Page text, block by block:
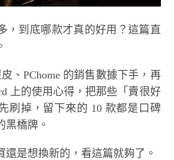
，到底哪款才真的好用？這篇直
、PChome 的銷售數據下手，再
上的使用心得，把那些「賣很好
刷掉，留下來的 10 款都是口碑
黑橋牌。
還是想換新的，看這篇就夠了。